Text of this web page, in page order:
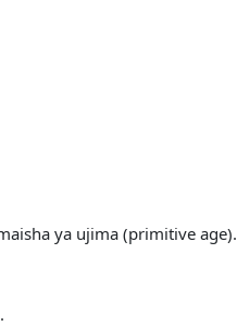
ya ujima (primitive age).